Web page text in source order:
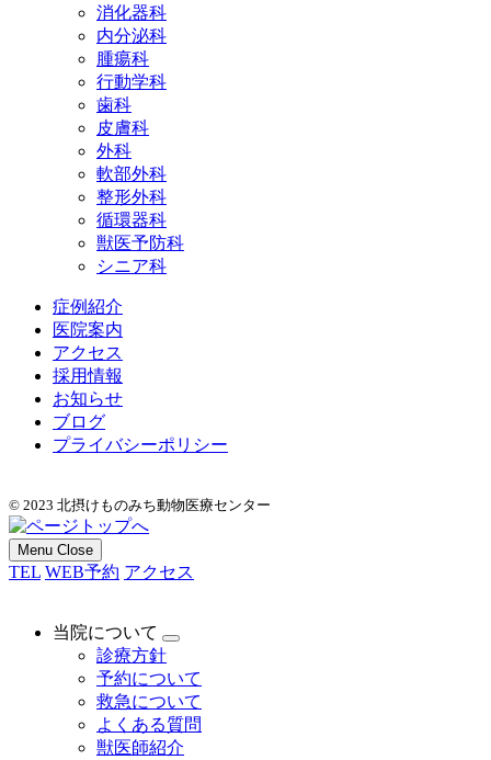
消化器科
内分泌科
腫瘍科
行動学科
歯科
皮膚科
外科
軟部外科
整形外科
循環器科
獣医予防科
シニア科
症例紹介
医院案内
アクセス
採用情報
お知らせ
ブログ
プライバシーポリシー
© 2023 北摂けものみち動物医療センター
Menu Close
TEL WEB予約 アクセス
当院について
診療方針
予約について
救急について
よくある質問
獣医師紹介